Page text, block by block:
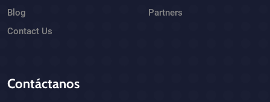
Blog
Contact Us
Partners
Contáctanos